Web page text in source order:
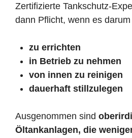
Zertifizierte Tankschutz-
dann Pflicht, wenn es
zu errichten
in Betrieb zu nehmen
von innen zu reinigen
dauerhaft stillzulegen
Ausgenommen sind
Öltankanlagen, die